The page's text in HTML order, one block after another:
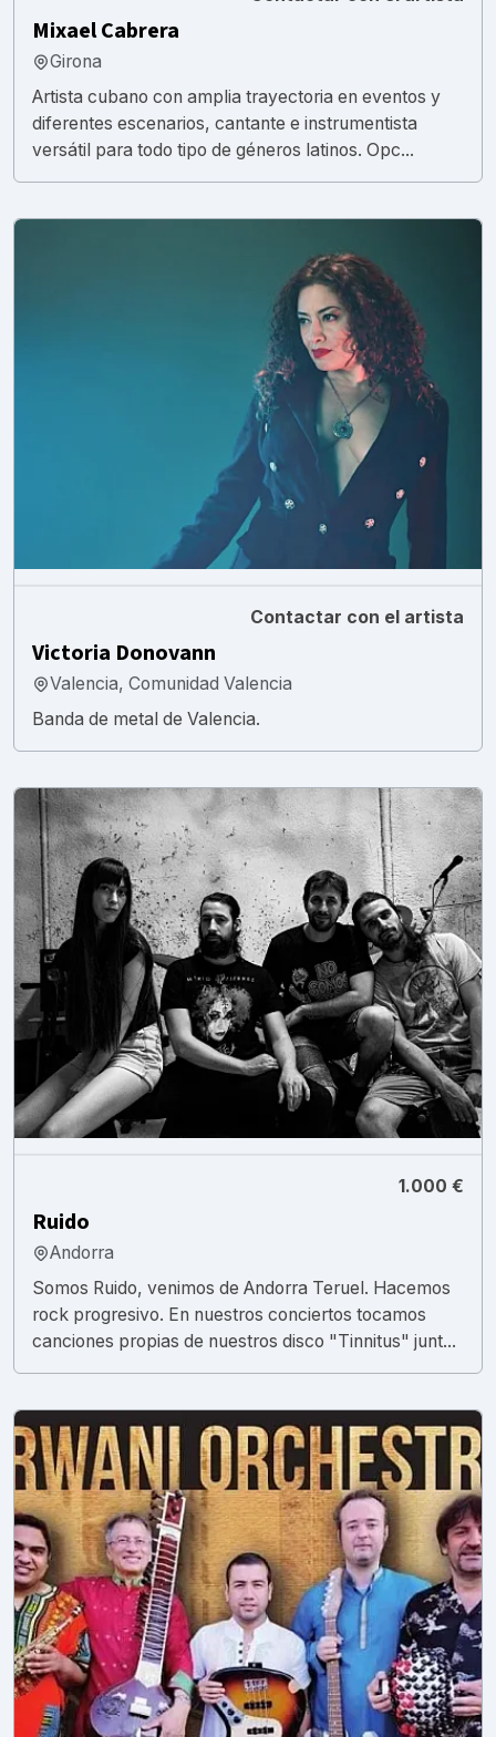
Mixael Cabrera
Girona
Artista cubano con amplia trayectoria en eventos y
diferentes escenarios, cantante e instrumentista
versátil para todo tipo de géneros latinos. Opc...
Contactar con el artista
Victoria Donovann
Valencia, Comunidad Valencia
Banda de metal de Valencia.
1.000 €
Ruido
Andorra
Somos Ruido, venimos de Andorra Teruel. Hacemos
rock progresivo. En nuestros conciertos tocamos
canciones propias de nuestros disco "Tinnitus" junt...